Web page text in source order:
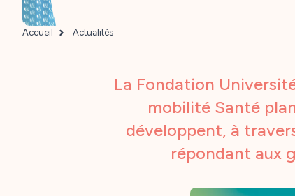
Accueil Actualités
La Fondation
mobilité Santé
développent, à
répondant aux